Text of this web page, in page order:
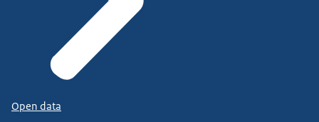
Open data